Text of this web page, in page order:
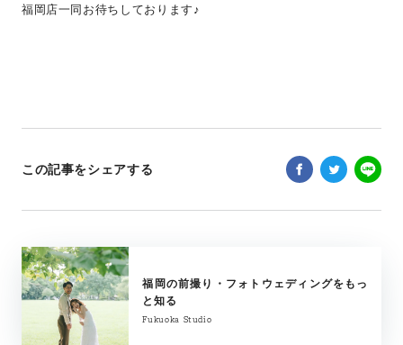
福岡店一同お待ちしております♪
この記事をシェアする
福岡の前撮り・フォトウェディングをもっ
と知る
Fukuoka Studio